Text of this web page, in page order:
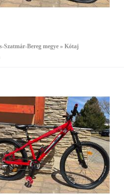
Szatmár-Bereg megye » Kótaj